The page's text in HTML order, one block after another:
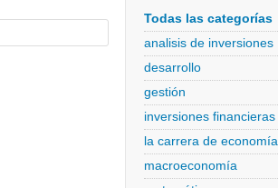
Todas las categorías
analisis de inversiones
desarrollo
gestión
inversiones financieras
la carrera de economía
macroeconomía